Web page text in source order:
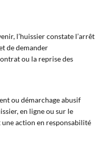
l’huissier constate l’arrêt
de demander
ou la reprise des
ou démarchage abusif
en ligne ou sur le
action en responsabilité